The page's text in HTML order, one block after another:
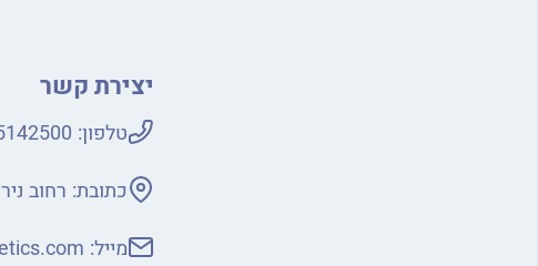
יצירת קשר
טלפון:
כתובת: רחוב נירים 4,
מייל: